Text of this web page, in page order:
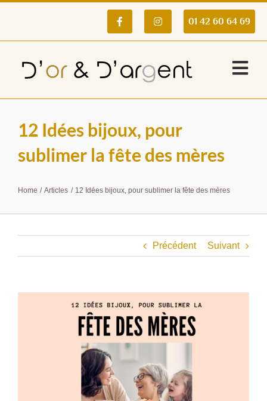
01 42 60 64 69
Accueil
Achat or
Achat Pierres
Nos adresses
12 Idées bijoux, pour
sublimer la fête des mères
Home Articles 12 Idées bijoux, pour sublimer la fête des mères
Précédent Suivant